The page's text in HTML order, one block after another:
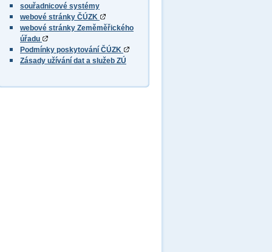
souřadnicové systémy
webové stránky ČÚZK
webové stránky Zeměměřického
úřadu
Podmínky poskytování ČÚZK
Zásady užívání dat a služeb ZÚ